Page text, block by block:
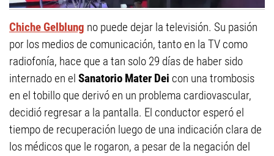
Chiche Gelblung no puede dejar la televisión. Su pasión
por los medios de comunicación, tanto en la TV como
radiofonía, hace que a tan solo 29 días de haber sido
internado en el Sanatorio Mater Dei con una trombosis
en el tobillo que derivó en un problema cardiovascular,
decidió regresar a la pantalla. El conductor esperó el
tiempo de recuperación luego de una indicación clara de
los médicos que le rogaron, a pesar de la negación del